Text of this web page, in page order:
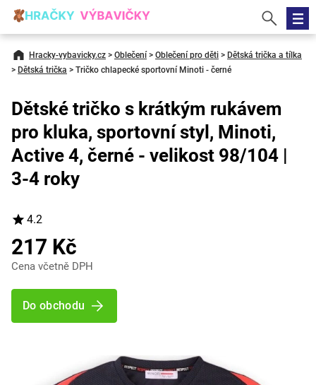
Hracky-vybavicky.cz > Oblečení > Oblečení pro děti > Dětská trička a tílka
> Dětská trička > Tričko chlapecké sportovní Minoti - černé
Dětské tričko s krátkým rukávem
pro kluka, sportovní styl, Minoti,
Active 4, černé - velikost 98/104 |
3-4 roky
4.2
217 Kč
Cena včetně DPH
Do obchodu